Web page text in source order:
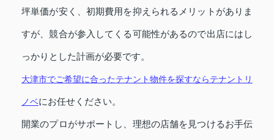
坪単価が安く、初期費用を抑えられるメリットがありま
すが、競合が参入してくる可能性があるので出店にはし
っかりとした計画が必要です。
大津市でご希望に合ったテナント物件を探すならテナントリ
ノベにお任せください。
開業のプロがサポートし、理想の店舗を見つけるお手伝